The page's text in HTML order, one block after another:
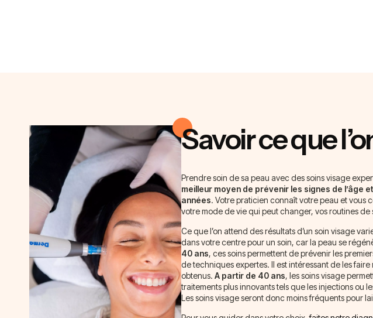
Savoir ce que
Prendre soin de sa peau avec des soins visage
meilleur moyen de prévenir les signes de l’âge
années. Votre praticien connaît votre peau et vous
votre mode de vie qui peut changer, vos routines
Ce que l’on attend des résultats d’un soin visage
dans votre centre pour un soin, car la peau se
40 ans, ces soins permettent de prévenir les
de techniques expertes. Il est intéressant de les
obtenus. A partir de 40 ans, les soins visage
traitements plus innovants tels que les injections ou
Les soins visage seront donc moins fréquents pour